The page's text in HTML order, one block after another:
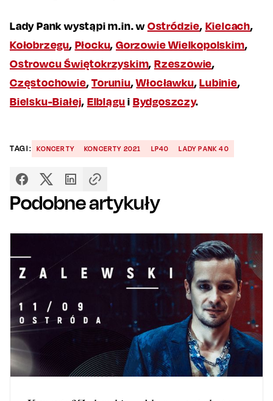
Lady Pank wystąpi m.in. wOstródzie, Kielcach,
Kołobrzegu, Płocku,Gorzowie Wielkopolskim,
Ostrowcu Świętokrzyskim,Rzeszowie,
Częstochowie,Toruniu,Włocławku,Lubinie,
Bielsku-Białej, Elblągui Bydgoszczy.
TAGI: KONCERTY KONCERTY 2021 LP40 LADY PANK 40
Podobne artykuły